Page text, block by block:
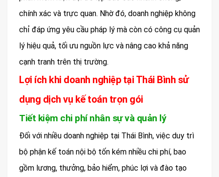
chính xác và trực quan. Nhờ đó, doanh nghiệp không
chỉ đáp ứng yêu cầu pháp lý mà còn có công cụ quản
lý hiệu quả, tối ưu nguồn lực và nâng cao khả năng
cạnh tranh trên thị trường.
Lợi ích khi doanh nghiệp tại Thái Bình sử
dụng dịch vụ kế toán trọn gói
Tiết kiệm chi phí nhân sự và quản lý
Đối với nhiều doanh nghiệp tại Thái Bình, việc duy trì
bộ phận kế toán nội bộ tốn kém nhiều chi phí, bao
gồm lương, thưởng, bảo hiểm, phúc lợi và đào tạo